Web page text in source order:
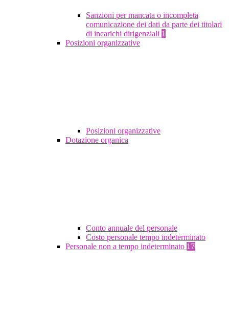
Sanzioni per mancata o incompleta
comunicazione dei dati da parte dei titolari
di incarichi dirigenziali 1
Posizioni organizzative
Posizioni organizzative
Dotazione organica
Conto annuale del personale
Costo personale tempo indeterminato
Personale non a tempo indeterminato 17